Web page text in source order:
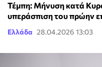
Τέμπη: Μήνυση κατά
υπεράσπιση του πρώην
Ελλάδα 28.04.2026 13:03